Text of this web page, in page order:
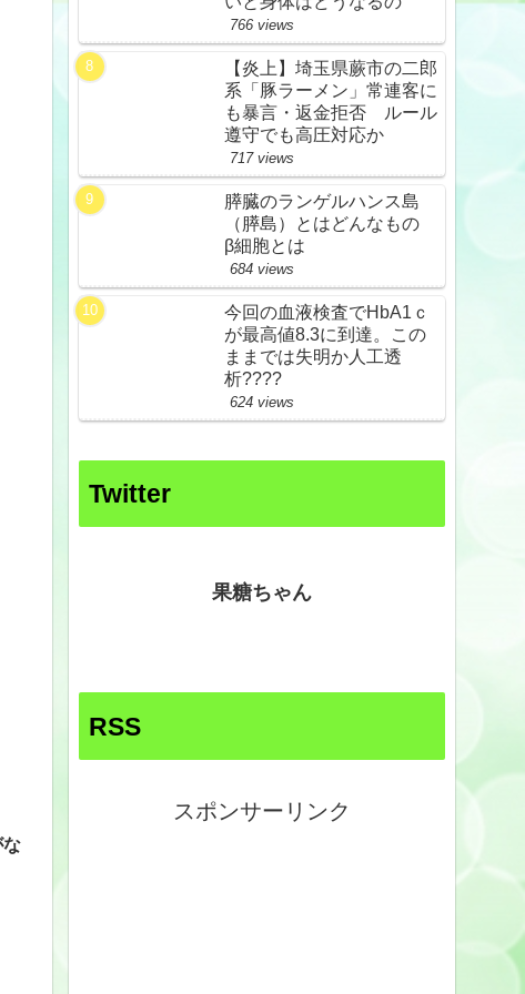
766 views
【炎上】埼玉県蕨市の二郎
系「豚ラーメン」常連客に
も暴言・返金拒否 ルール
遵守でも高圧対応か
717 views
膵臓のランゲルハンス島
（膵島）とはどんなもの
β細胞とは
684 views
今回の血液検査でHbA1ｃ
が最高値8.3に到達。この
ままでは失明か人工透
析????
624 views
Twitter
果糖ちゃん
RSS
スポンサーリンク